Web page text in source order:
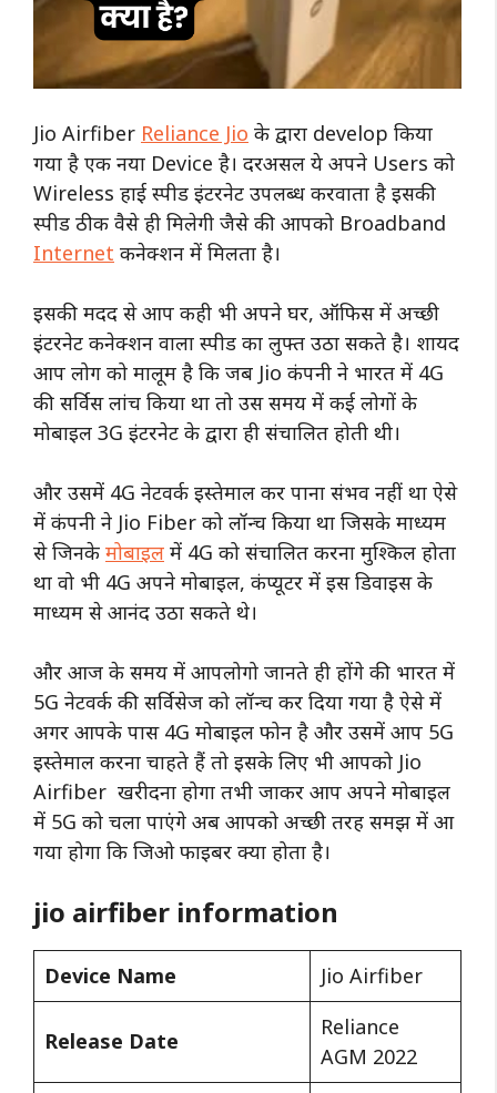
Jio Airfiber Reliance Jio के द्वारा develop किया
गया है एक नया Device है। दरअसल ये अपने Users को
Wireless हाई स्पीड इंटरनेट उपलब्ध करवाता है इसकी
स्पीड ठीक वैसे ही मिलेगी जैसे की आपको Broadband
Internet कनेक्शन में मिलता है।
इसकी मदद से आप कही भी अपने घर, ऑफिस में अच्छी
इंटरनेट कनेक्शन वाला स्पीड का लुफ्त उठा सकते है। शायद
आप लोग को मालूम है कि जब Jio कंपनी ने भारत में 4G
की सर्विस लांच किया था तो उस समय में कई लोगों के
मोबाइल 3G इंटरनेट के द्वारा ही संचालित होती थी।
और उसमें 4G नेटवर्क इस्तेमाल कर पाना संभव नहीं था ऐसे
में कंपनी ने Jio Fiber को लॉन्च किया था जिसके माध्यम
से जिनके मोबाइल में 4G को संचालित करना मुश्किल होता
था वो भी 4G अपने मोबाइल, कंप्यूटर में इस डिवाइस के
माध्यम से आनंद उठा सकते थे।
और आज के समय में आपलोगो जानते ही होंगे की भारत में
5G नेटवर्क की सर्विसेज को लॉन्च कर दिया गया है ऐसे में
अगर आपके पास 4G मोबाइल फोन है और उसमें आप 5G
इस्तेमाल करना चाहते हैं तो इसके लिए भी आपको Jio
Airfiber खरीदना होगा तभी जाकर आप अपने मोबाइल
में 5G को चला पाएंगे अब आपको अच्छी तरह समझ में आ
गया होगा कि जिओ फाइबर क्या होता है।
jio airfiber information
Device Name Jio Airfiber
Release Date
Reliance
AGM 2022